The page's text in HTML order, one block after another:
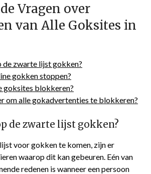
Vragen over
van Alle Goksites in
de zwarte lijst gokken?
gokken stoppen?
goksites blokkeren?
om alle gokadvertenties te blokkeren?
de zwarte lijst gokken?
voor gokken te komen, zijn er
waarop dit kan gebeuren. Eén van
redenen is wanneer een persoon